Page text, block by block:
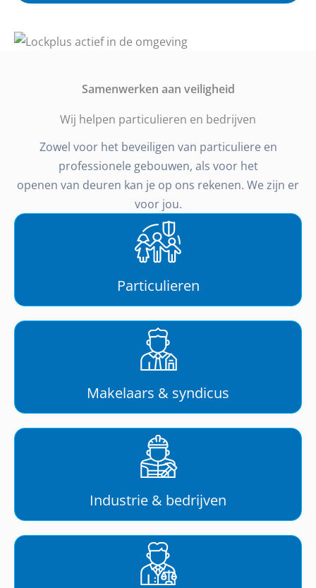
Samenwerken aan veiligheid
Wij helpen particulieren en bedrijven
Zowel voor het beveiligen van particuliere en
professionele gebouwen, als voor het
openen van deuren kan je op ons rekenen. We zijn er
voor jou.
Particulieren
Makelaars & syndicus
Industrie & bedrijven